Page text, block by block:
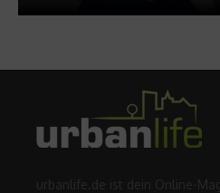
urbanlife.de ist dein Online-